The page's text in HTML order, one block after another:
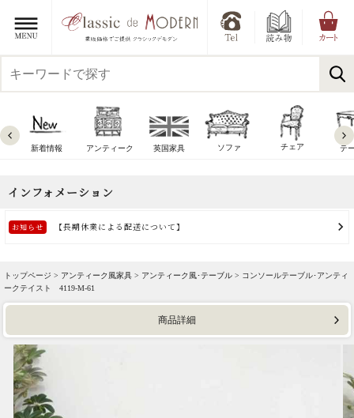
新着情報 アンティーク 英国家具 ソファ チェア テ
トップページ > アンティーク風家具 > アンティーク風･テーブル > コンソールテーブル･アンティ
ークテイスト 4119-M-61
商品詳細